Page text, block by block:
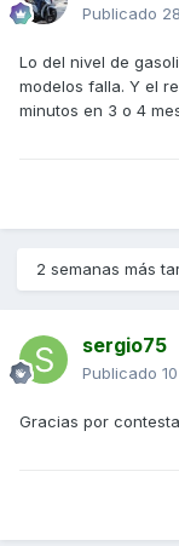
Publicado
Lo del nivel de
modelos falla. Y el
minutos en 3 o 4
2 semanas más
sergio75
Publicado
Gracias por